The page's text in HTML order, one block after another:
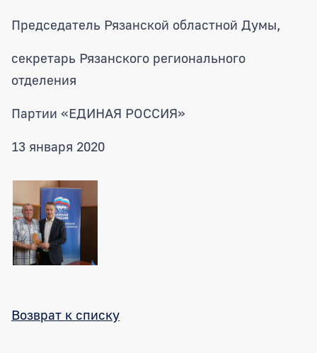
Председатель Рязанской областной Думы,
секретарь Рязанского регионального
отделения
Партии «ЕДИНАЯ РОССИЯ»
13 января 2020
Возврат к списку